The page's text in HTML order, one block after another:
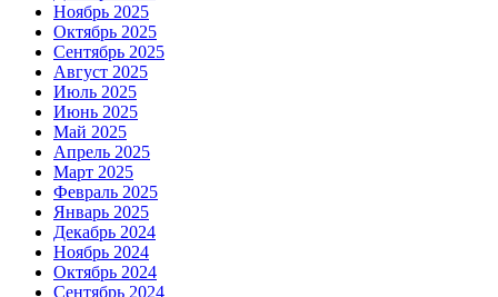
Ноябрь 2025
Октябрь 2025
Сентябрь 2025
Август 2025
Июль 2025
Июнь 2025
Май 2025
Апрель 2025
Март 2025
Февраль 2025
Январь 2025
Декабрь 2024
Ноябрь 2024
Октябрь 2024
Сентябрь 2024